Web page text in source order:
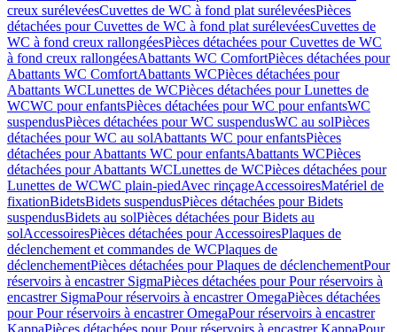
creux surélevéesCuvettes de WC à fond plat surélevéesPièces
détachées pour Cuvettes de WC à fond plat surélevéesCuvettes de
WC à fond creux rallongéesPièces détachées pour Cuvettes de WC
à fond creux rallongéesAbattants WC ComfortPièces détachées pour
Abattants WC ComfortAbattants WCPièces détachées pour
Abattants WCLunettes de WCPièces détachées pour Lunettes de
WCWC pour enfantsPièces détachées pour WC pour enfantsWC
suspendusPièces détachées pour WC suspendusWC au solPièces
détachées pour WC au solAbattants WC pour enfantsPièces
détachées pour Abattants WC pour enfantsAbattants WCPièces
détachées pour Abattants WCLunettes de WCPièces détachées pour
Lunettes de WCWC plain-piedAvec rinçageAccessoiresMatériel de
fixationBidetsBidets suspendusPièces détachées pour Bidets
suspendusBidets au solPièces détachées pour Bidets au
solAccessoiresPièces détachées pour AccessoiresPlaques de
déclenchement et commandes de WCPlaques de
déclenchementPièces détachées pour Plaques de déclenchementPour
réservoirs à encastrer SigmaPièces détachées pour Pour réservoirs à
encastrer SigmaPour réservoirs à encastrer OmegaPièces détachées
pour Pour réservoirs à encastrer OmegaPour réservoirs à encastrer
KappaPièces détachées pour Pour réservoirs à encastrer KappaPour